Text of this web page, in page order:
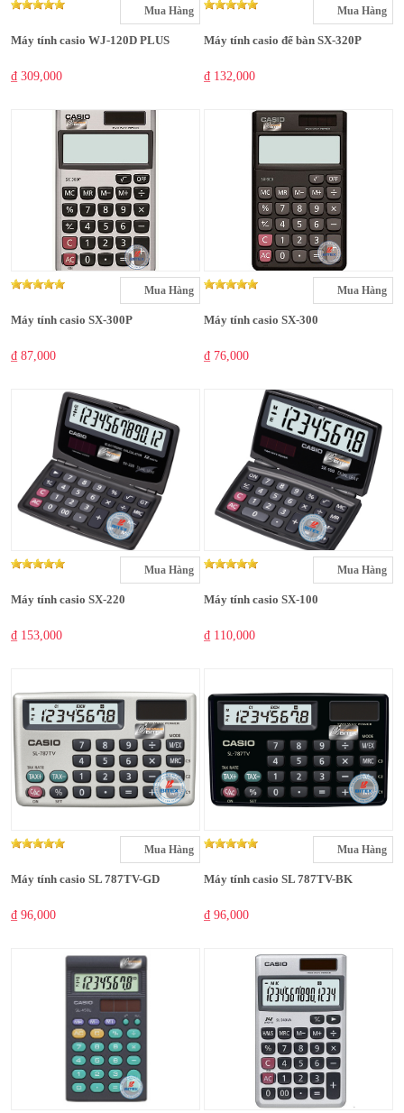
Mua Hàng
Máy tính casio WJ-120D PLUS
₫ 309,000
Mua Hàng
Máy tính casio để bàn SX-320P
₫ 132,000
Mua Hàng
Máy tính casio SX-300P
₫ 87,000
Mua Hàng
Máy tính casio SX-300
₫ 76,000
Mua Hàng
Máy tính casio SX-220
₫ 153,000
Mua Hàng
Máy tính casio SX-100
₫ 110,000
Mua Hàng
Máy tính casio SL 787TV-GD
₫ 96,000
Mua Hàng
Máy tính casio SL 787TV-BK
₫ 96,000